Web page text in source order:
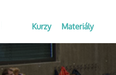
Materiály
Kurzy